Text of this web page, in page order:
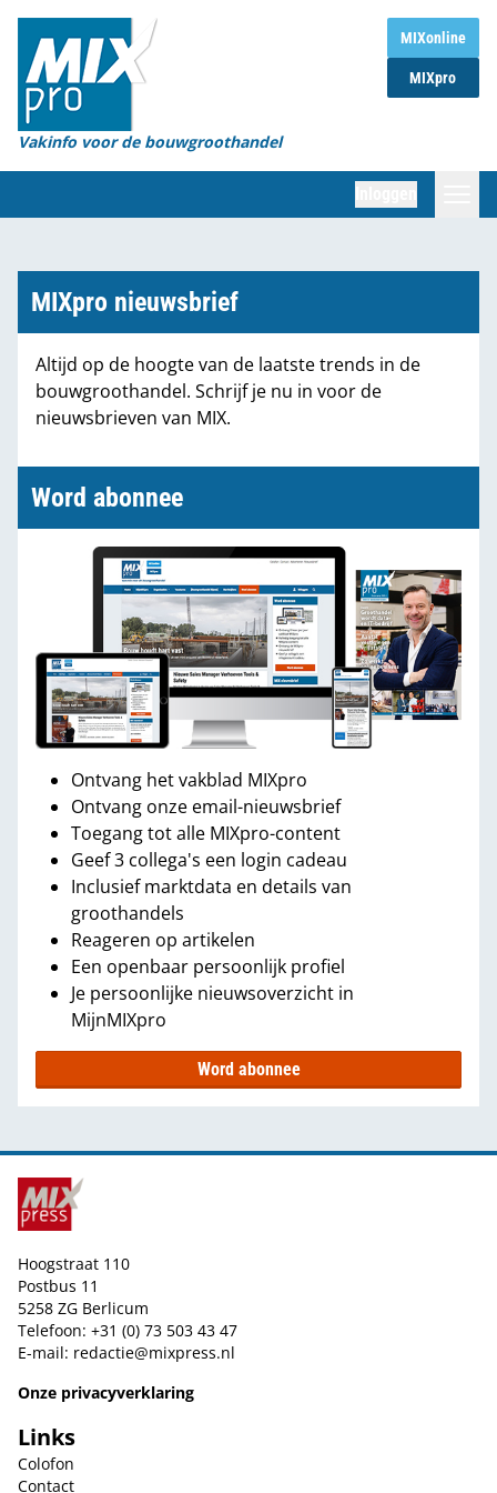
MIXonline
MIXpro
Vakinfo voor de bouwgroothandel
Home
Magazines
Organisaties
Marktcijfers
Partners
MIXpro nieuwsbrief
Altijd op de hoogte van de laatste trends in de
bouwgroothandel. Schrijf je nu in voor de
nieuwsbrieven van MIX.
Word abonnee
Ontvang het vakblad MIXpro
Ontvang onze email-nieuwsbrief
Toegang tot alle MIXpro-content
Geef 3 collega's een login cadeau
Inclusief marktdata en details van
groothandels
Reageren op artikelen
Een openbaar persoonlijk profiel
Je persoonlijke nieuwsoverzicht in
MijnMIXpro
Word abonnee
Hoogstraat 110
Postbus 11
5258 ZG Berlicum
Telefoon: +31 (0) 73 503 43 47
E-mail: redactie@mixpress.nl
Onze privacyverklaring
Links
Colofon
Contact